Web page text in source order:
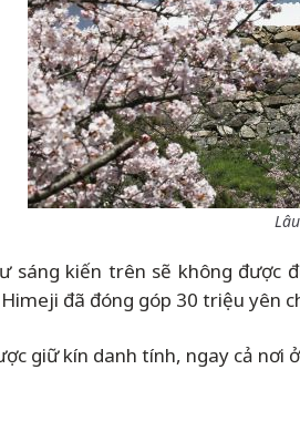
sáng kiến trên sẽ không được
đã đóng góp 30 triệu yên
giữ kín danh tính, ngay cả